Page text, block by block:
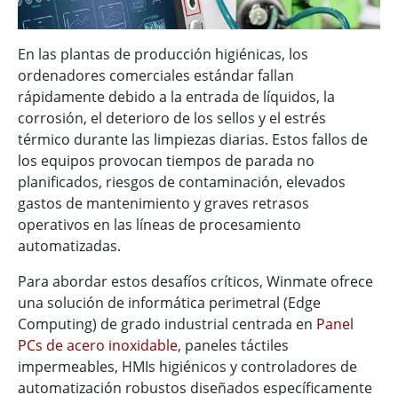
En las plantas de producción higiénicas, los
ordenadores comerciales estándar fallan
rápidamente debido a la entrada de líquidos, la
corrosión, el deterioro de los sellos y el estrés
térmico durante las limpiezas diarias. Estos fallos de
los equipos provocan tiempos de parada no
planificados, riesgos de contaminación, elevados
gastos de mantenimiento y graves retrasos
operativos en las líneas de procesamiento
automatizadas.
Para abordar estos desafíos críticos, Winmate ofrece
una solución de informática perimetral (Edge
Computing) de grado industrial centrada en Panel
PCs de acero inoxidable, paneles táctiles
impermeables, HMIs higiénicos y controladores de
automatización robustos diseñados específicamente